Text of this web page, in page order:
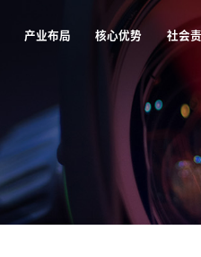
产业布局
核心优势
核心优势
社会
社会责